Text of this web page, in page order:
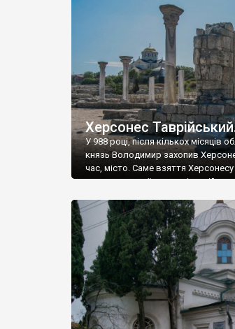
візантійської доби. Раритети
культурної спадщини ЮНЕСКО
Офіційно – на виставку «Золото
влада в Україні вважають це
Херсонес
У 988 році, після кількох місяців
князь Володимир захопив
час, місто. Саме взяття
диктувати свої умови
Херсонесі Володимир-язичник,
християнином. А потім було
Херсонесу Таврійського названо